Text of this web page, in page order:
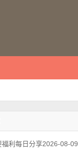
福利每日分享2026-08-09